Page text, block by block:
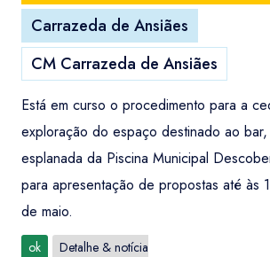
Carrazeda de Ansiães
CM Carrazeda de Ansiães
Está em curso o procedimento para a
exploração do espaço destinado ao
esplanada da Piscina Municipal
para apresentação de propostas até às
de maio.
ok
Detalhe & notícia